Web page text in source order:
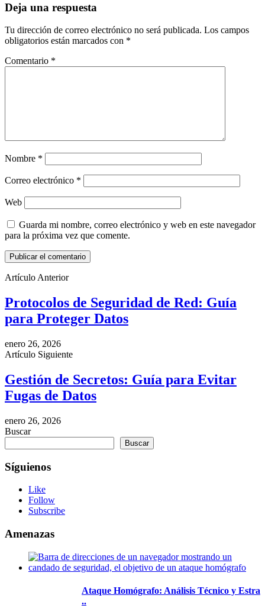
Deja una respuesta
Tu dirección de correo electrónico no será publicada. Los campos
obligatorios están marcados con *
Comentario *
Nombre *
Correo electrónico *
Web
Guarda mi nombre, correo electrónico y web en este navegador
para la próxima vez que comente.
Artículo Anterior
Protocolos de Seguridad de Red: Guía
para Proteger Datos
enero 26, 2026
Artículo Siguiente
Gestión de Secretos: Guía para Evitar
Fugas de Datos
enero 26, 2026
Buscar
Buscar
Síguienos
Like
Follow
Subscribe
Amenazas
Ataque Homógrafo: Análisis Técnico y Estra
..